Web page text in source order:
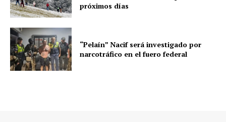
próximos días
“Pelaín” Nacif será investigado por
narcotráfico en el fuero federal